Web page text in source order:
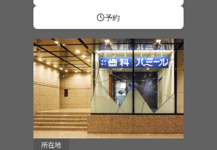
予約
所在地